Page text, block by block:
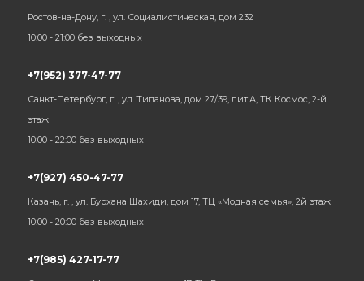
Ростов-на-Дону, г. , ул. Социалистическая, дом 232
10:00 - 21:00 без выходных
+7(952) 377-47-77
Санкт-Петербург, г. , ул. Типанова, дом 27/39, лит.А, ТК Космос, 2-й
этаж
10:00 - 22:00 без выходных
+7(927) 450-47-77
Казань, г. , ул. Бурхана Шахиди, дом 17, ТЦ «Модная семья», 2й этаж
10:00 - 20:00 без выходных
+7(985) 427-17-77